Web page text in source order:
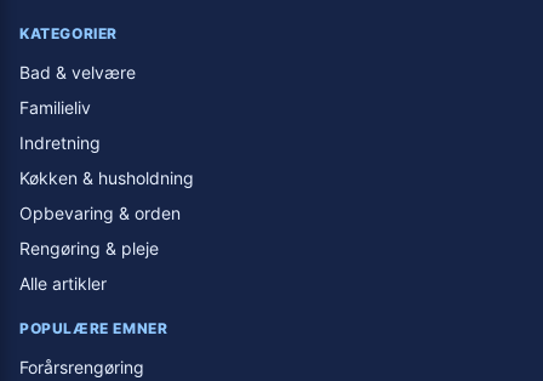
KATEGORIER
Bad & velvære
Familieliv
Indretning
Køkken & husholdning
Opbevaring & orden
Rengøring & pleje
Alle artikler
POPULÆRE EMNER
Forårsrengøring